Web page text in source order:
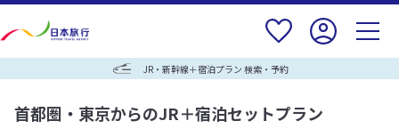
JR・新幹線＋宿泊プラン 検索・予約
首都圏・東京からのJR＋宿泊セットプラン